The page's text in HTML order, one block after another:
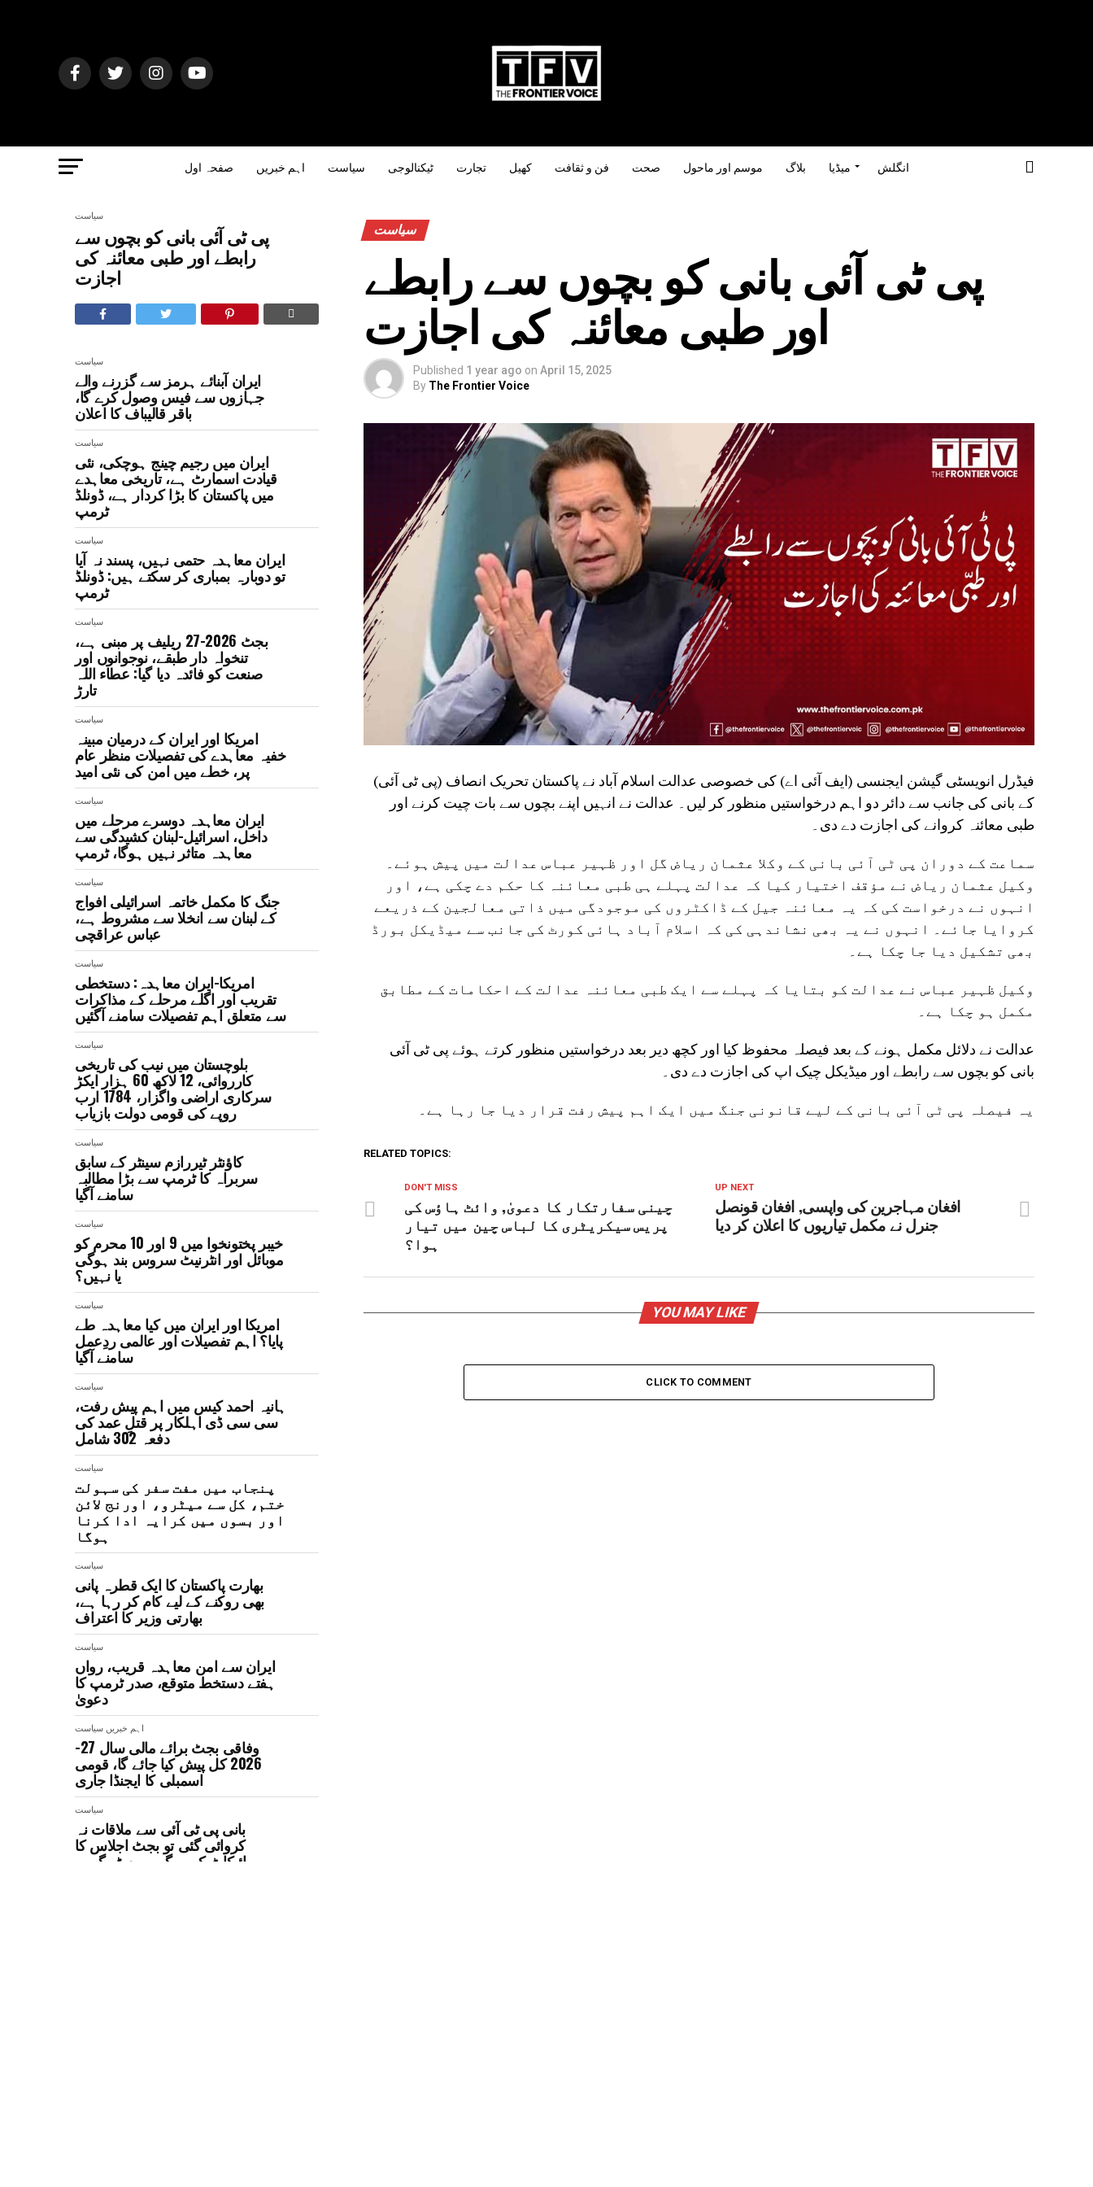
صفحہ اول اہم خبریں سیاست ٹیکنالوجی تجارت کھیل فن و ثقافت صحت موسم اور ماحول بلاگ میڈیا انگلش
سیاست
پی ٹی آئی بانی کو بچوں سے
رابطے اور طبی معائنہ کی
اجازت
سیاست
ایران آبنائے ہرمز سے گزرنے والے
جہازوں سے فیس وصول کرے گا،
باقر قالیباف کا اعلان
سیاست
ایران میں رجیم چینج ہوچکی، نئی
قیادت اسمارٹ ہے، تاریخی معاہدے
میں پاکستان کا بڑا کردار ہے، ڈونلڈ
ٹرمپ
سیاست
ایران معاہدہ حتمی نہیں، پسند نہ آیا
تو دوبارہ بمباری کر سکتے ہیں: ڈونلڈ
ٹرمپ
سیاست
بجٹ 2026-27 ریلیف پر مبنی ہے،
تنخواہ دار طبقے، نوجوانوں اور
صنعت کو فائدہ دیا گیا: عطاء اللہ
تارڑ
سیاست
امریکا اور ایران کے درمیان مبینہ
خفیہ معاہدے کی تفصیلات منظر عام
پر، خطے میں امن کی نئی امید
سیاست
ایران معاہدہ دوسرے مرحلے میں
داخل، اسرائیل-لبنان کشیدگی سے
معاہدہ متاثر نہیں ہوگا، ٹرمپ
سیاست
جنگ کا مکمل خاتمہ اسرائیلی افواج
کے لبنان سے انخلا سے مشروط ہے،
عباس عراقچی
سیاست
امریکا-ایران معاہدہ: دستخطی
تقریب اور اگلے مرحلے کے مذاکرات
سے متعلق اہم تفصیلات سامنے آگئیں
سیاست
بلوچستان میں نیب کی تاریخی
کارروائی، 12 لاکھ 60 ہزار ایکڑ
سرکاری اراضی واگزار، 1784 ارب
روپے کی قومی دولت بازیاب
سیاست
کاؤنٹر ٹیررازم سینٹر کے سابق
سربراہ کا ٹرمپ سے بڑا مطالبہ
سامنے آگیا
سیاست
خیبر پختونخوا میں 9 اور 10 محرم کو
موبائل اور انٹرنیٹ سروس بند ہوگی
یا نہیں؟
سیاست
امریکا اور ایران میں کیا معاہدہ طے
پایا؟ اہم تفصیلات اور عالمی ردِعمل
سامنے آگیا
سیاست
ہانیہ احمد کیس میں اہم پیش رفت،
سی سی ڈی اہلکار پر قتلِ عمد کی
دفعہ 302 شامل
سیاست
پنجاب میں مفت سفر کی سہولت
ختم، کل سے میٹرو، اورنج لائن
اور بسوں میں کرایہ ادا کرنا
ہوگا
سیاست
بھارت پاکستان کا ایک قطرہ پانی
بھی روکنے کے لیے کام کر رہا ہے،
بھارتی وزیر کا اعتراف
سیاست
ایران سے امن معاہدہ قریب، رواں
ہفتے دستخط متوقع، صدر ٹرمپ کا
دعویٰ
اہم خبریں سیاست
وفاقی بجٹ برائے مالی سال 27-
2026 کل پیش کیا جائے گا، قومی
اسمبلی کا ایجنڈا جاری
سیاست
بانی پی ٹی آئی سے ملاقات نہ
کروائی گئی تو بجٹ اجلاس کا
بائیکاٹ کریں گے، بیرسٹر گوہر
سیاست
پی ٹی آئی بانی کو بچوں سے رابطے
اور طبی معائنہ کی اجازت
Published 1 year ago on April 15, 2025
By The Frontier Voice
فیڈرل انویسٹی گیشن ایجنسی (ایف آئی اے) کی خصوصی عدالت اسلام آباد نے پاکستان تحریک انصاف (پی ٹی آئی)
کے بانی کی جانب سے دائر دو اہم درخواستیں منظور کر لیں۔ عدالت نے انہیں اپنے بچوں سے بات چیت کرنے اور
طبی معائنہ کروانے کی اجازت دے دی۔
سماعت کے دوران پی ٹی آئی بانی کے وکلا عثمان ریاض گل اور ظہیر عباس عدالت میں پیش ہوئے۔
وکیل عثمان ریاض نے مؤقف اختیار کیا کہ عدالت پہلے ہی طبی معائنہ کا حکم دے چکی ہے، اور
انہوں نے درخواست کی کہ یہ معائنہ جیل کے ڈاکٹروں کی موجودگی میں ذاتی معالجین کے ذریعے
کروایا جائے۔ انہوں نے یہ بھی نشاندہی کی کہ اسلام آباد ہائی کورٹ کی جانب سے میڈیکل بورڈ
بھی تشکیل دیا جا چکا ہے۔
وکیل ظہیر عباس نے عدالت کو بتایا کہ پہلے سے ایک طبی معائنہ عدالت کے احکامات کے مطابق
مکمل ہو چکا ہے۔
عدالت نے دلائل مکمل ہونے کے بعد فیصلہ محفوظ کیا اور کچھ دیر بعد درخواستیں منظور کرتے ہوئے پی ٹی آئی
بانی کو بچوں سے رابطے اور میڈیکل چیک اپ کی اجازت دے دی۔
یہ فیصلہ پی ٹی آئی بانی کے لیے قانونی جنگ میں ایک اہم پیش رفت قرار دیا جا رہا ہے۔
RELATED TOPICS:
UP NEXT
افغان مہاجرین کی واپسی, افغان قونصل
جنرل نے مکمل تیاریوں کا اعلان کر دیا
DON'T MISS
چینی سفارتکار کا دعویٰ, وائٹ ہاؤس کی
پریس سیکریٹری کا لباس چین میں تیار
ہوا؟
YOU MAY LIKE
CLICK TO COMMENT